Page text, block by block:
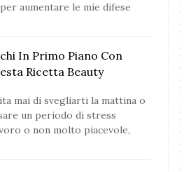
aumentare le mie difese
In Primo Piano Con
Ricetta Beauty
mai di svegliarti la mattina o
un periodo di stress
o non molto piacevole,